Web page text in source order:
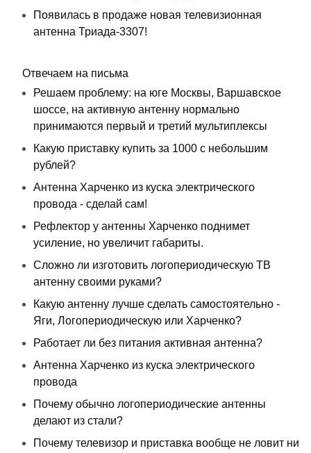
Появилась в продаже новая телевизионная
антенна Триада-3307!
Отвечаем на письма
Решаем проблему: на юге Москвы, Варшавское
шоссе, на активную антенну нормально
принимаются первый и третий мультиплексы
Какую приставку купить за 1000 с небольшим
рублей?
Антенна Харченко из куска электрического
провода - сделай сам!
Рефлектор у антенны Харченко поднимет
усиление, но увеличит габариты.
Сложно ли изготовить логопериодическую ТВ
антенну своими руками?
Какую антенну лучше сделать самостоятельно -
Яги, Логопериодическую или Харченко?
Работает ли без питания активная антенна?
Антенна Харченко из куска электрического
провода
Почему обычно логопериодические антенны
делают из стали?
Почему телевизор и приставка вообще не ловит ни